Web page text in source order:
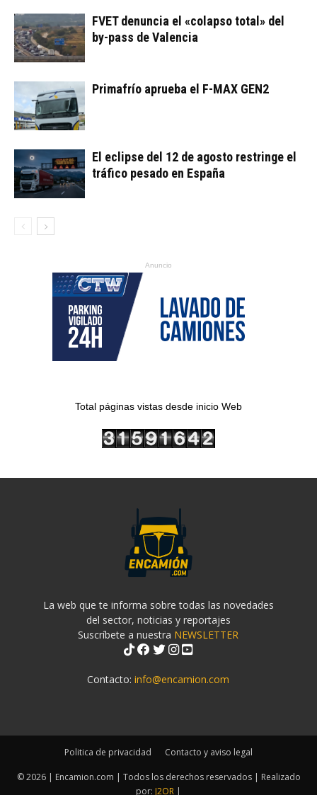
FVET denuncia el «colapso total» del
by-pass de Valencia
Primafrío aprueba el F-MAX GEN2
El eclipse del 12 de agosto restringe el
tráfico pesado en España
Anuncio
Total páginas vistas desde inicio Web
La web que te informa sobre todas las novedades
del sector, noticias y reportajes
Suscríbete a nuestra NEWSLETTER
Contacto:info@encamion.com
Politica de privacidad Contacto y aviso legal
© 2026 | Encamion.com | Todos los derechos reservados | Realizado
por: J2OR |